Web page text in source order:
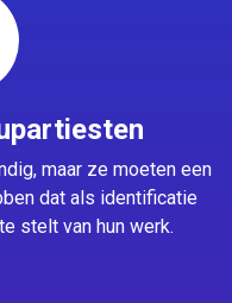
maar ze moeten een
dat als identificatie
stelt van hun werk.